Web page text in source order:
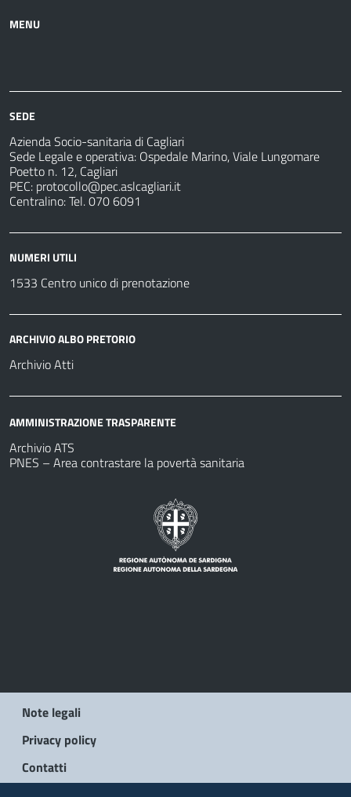
MENU
sanitarie
fare
SEDE
Azienda Socio-sanitaria di Cagliari
Sede Legale e operativa: Ospedale Marino, Viale Lungomare
Poetto n. 12, Cagliari
PEC: protocollo@pec.aslcagliari.it
Centralino: Tel. 070 6091
NUMERI UTILI
1533 Centro unico di prenotazione
ARCHIVIO ALBO PRETORIO
Archivio Atti
AMMINISTRAZIONE TRASPARENTE
Archivio ATS
PNES – Area contrastare la povertà sanitaria
Note legali
Privacy policy
Contatti